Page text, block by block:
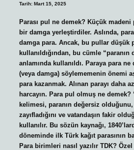
Tarih: Mart 15, 2025
Parası pul ne demek? Küçük
bir damga yerleştirdiler. Aslında,
damga para. Ancak, bu pullar düşük
kullanıldığından, bu cümle
anlamında kullanıldı. Paraya para ne
(veya damga) söylememenin önemi
para kazanmak. Alınan parayı daha
harcayın. Para pul olmuş ne demek?
kelimesi, paranın değersiz
zayıfladığını ve vatandaşın fakir
kullanılır. Bu sözün kaynağı,
döneminde ilk Türk kağıt parasının
Para birimleri nasıl yazılır TDK?